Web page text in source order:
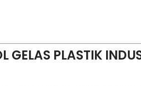
PLASTIK